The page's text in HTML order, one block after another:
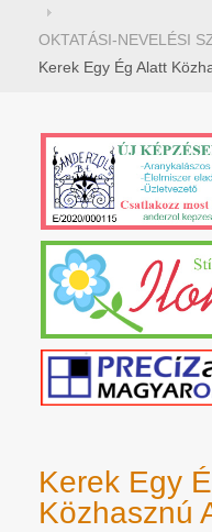
OKTATÁSI-NEVELÉSI
Kerek Egy Ég Alatt
Kerek Egy
Közhasznú